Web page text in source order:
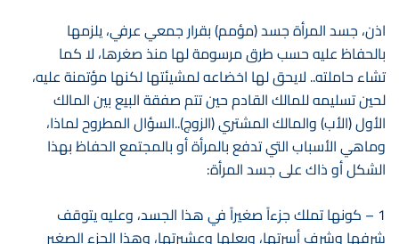
اذن، جسد المرأة جسد (مؤمم) بقرار جمعي عرفي، يلزمها
بالحفاظ عليه حسب طرق مرسومة لها منذ صغرها، لا كما
تشاء حاملته.. لايحق لها اخضاعه لمشيئتها لكنها مؤتمنة عليه،
لحين تسليمه للمالك القادم حين تتم صفقة البيع بين المالك
الأول (الأب) والمالك المشتري (الزوج)..السؤال المطروح لماذا،
وماهي الأسباب التي تدفع بالمرأة أو بالمجتمع الحفاظ بهذا
الشكل أو ذاك على جسد المرأة:
1 – كونها تملك جزءاً صغيراً في هذا الجسد، وعليه يتوقف
شرفها وشرف أسرتها، وبعلها وعشيرتها، وهذا الجزء الصغير